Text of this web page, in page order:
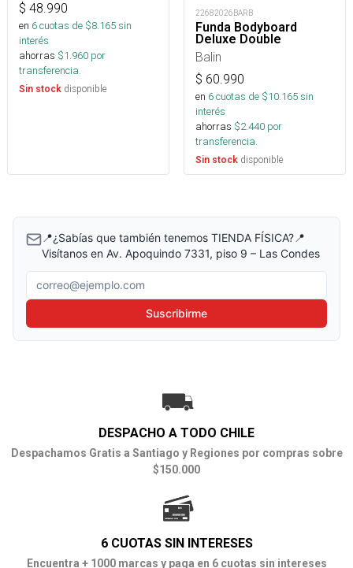
$ 48.990
en 6cuotas de $8.165sin
interés
ahorras $1.960 por
transferencia.
Sin stock disponible
22682026BARB
Funda Bodyboard
Deluxe Double
Balin
$ 60.990
en 6cuotas de $10.165sin
interés
ahorras $2.440 por
transferencia.
Sin stock disponible
📍¿Sabías que también tenemos TIENDA FÍSICA?📍
Visítanos en Av. Apoquindo 7331, piso 9 – Las Condes
Correo electrónico
Suscribirme
DESPACHO A TODO CHILE
Despachamos Gratis a Santiago y Regiones por compras sobre
$150.000
6 CUOTAS SIN INTERESES
Encuentra + 1000 marcas y paga en 6 cuotas sin intereses